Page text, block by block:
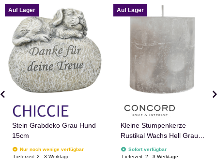
Auf Lager
Stein Grabdeko Grau Hund
15cm
Nur noch wenige verfügbar
Lieferzeit:2 - 3 Werktage
Auf Lager
Kleine Stumpenkerze
Rustikal Wachs Hell Grau 7
x 7 cm Concord
Sofort verfügbar
Lieferzeit:2 - 3 Werktage